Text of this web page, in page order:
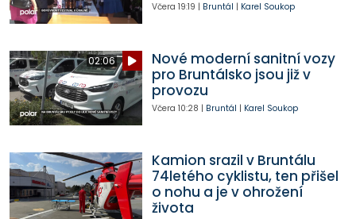
Včera 19:19 | Bruntál | Karel Soukop
02:06
Nové moderní sanitní vozy
pro Bruntálsko jsou již v
provozu
Včera 10:28 | Bruntál | Karel Soukop
Kamion srazil v Bruntálu
74letého cyklistu, ten přišel
o nohu a je v ohrožení
života